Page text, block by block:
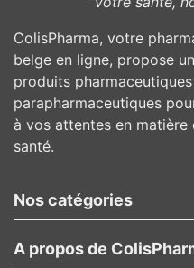
ColisPharma, votre
belge en ligne, propose
produits
parapharmaceutiques
à vos attentes en
santé.
Nos catégories
A propos de